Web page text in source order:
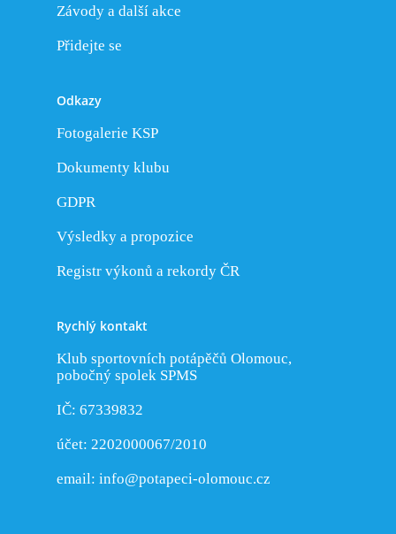
Závody a další akce
Přidejte se
Odkazy
Fotogalerie KSP
Dokumenty klubu
GDPR
Výsledky a propozice
Registr výkonů a rekordy ČR
Rychlý kontakt
Klub sportovních potápěčů Olomouc,
pobočný spolek SPMS
IČ: 67339832
účet: 2202000067/2010
email: info@potapeci-olomouc.cz